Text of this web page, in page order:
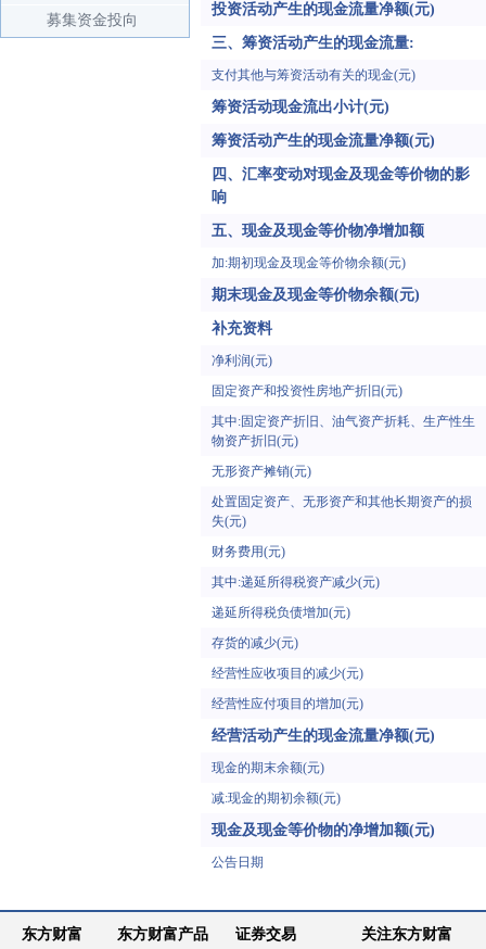
募集资金投向
投资活动产生的现金流量净额(元)
三、筹资活动产生的现金流量:
支付其他与筹资活动有关的现金(元)
筹资活动现金流出小计(元)
筹资活动产生的现金流量净额(元)
四、汇率变动对现金及现金等价物的影
响
五、现金及现金等价物净增加额
加:期初现金及现金等价物余额(元)
期末现金及现金等价物余额(元)
补充资料
净利润(元)
固定资产和投资性房地产折旧(元)
其中:固定资产折旧、油气资产折耗、生产性生
物资产折旧(元)
无形资产摊销(元)
处置固定资产、无形资产和其他长期资产的损
失(元)
财务费用(元)
其中:递延所得税资产减少(元)
递延所得税负债增加(元)
存货的减少(元)
经营性应收项目的减少(元)
经营性应付项目的增加(元)
经营活动产生的现金流量净额(元)
现金的期末余额(元)
减:现金的期初余额(元)
现金及现金等价物的净增加额(元)
公告日期
东方财富 东方财富产品 证券交易 关注东方财富